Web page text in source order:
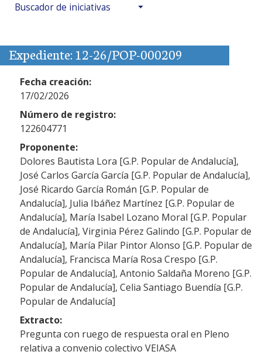
Buscador de iniciativas
Expediente: 12-26/POP-000209
Fecha creación:
17/02/2026
Número de registro:
122604771
Proponente:
Dolores Bautista Lora [G.P. Popular de Andalucía],
José Carlos García García [G.P. Popular de Andalucía],
José Ricardo García Román [G.P. Popular de
Andalucía], Julia Ibáñez Martínez [G.P. Popular de
Andalucía], María Isabel Lozano Moral [G.P. Popular
de Andalucía], Virginia Pérez Galindo [G.P. Popular de
Andalucía], María Pilar Pintor Alonso [G.P. Popular de
Andalucía], Francisca María Rosa Crespo [G.P.
Popular de Andalucía], Antonio Saldaña Moreno [G.P.
Popular de Andalucía], Celia Santiago Buendía [G.P.
Popular de Andalucía]
Extracto:
Pregunta con ruego de respuesta oral en Pleno
relativa a convenio colectivo VEIASA